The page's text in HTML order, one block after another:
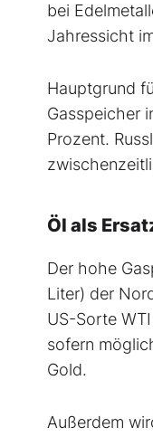
bei
Jahressicht
Hauptgrund
Gasspeicher
Prozent.
Öl als
Der hohe
Liter) der
US-Sorte
sofern
Gold.
Außerdem